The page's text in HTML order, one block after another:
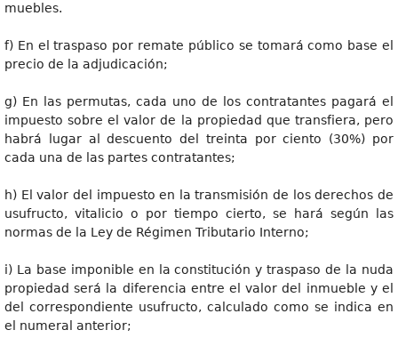
muebles.
f) En el traspaso por remate público se tomará como base el
precio de la adjudicación;
g) En las permutas, cada uno de los contratantes pagará el
impuesto sobre el valor de la propiedad que transfiera, pero
habrá lugar al descuento del treinta por ciento (30%) por
cada una de las partes contratantes;
h) El valor del impuesto en la transmisión de los derechos de
usufructo, vitalicio o por tiempo cierto, se hará según las
normas de la Ley de Régimen Tributario Interno;
i) La base imponible en la constitución y traspaso de la nuda
propiedad será la diferencia entre el valor del inmueble y el
del correspondiente usufructo, calculado como se indica en
el numeral anterior;